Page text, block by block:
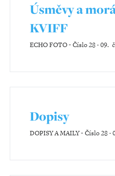
Úsměvy a
KVIFF
ECHO FOTO-Číslo 28 ‧ 09.
Dopisy
DOPISY A MAILY-Číslo 28 ‧